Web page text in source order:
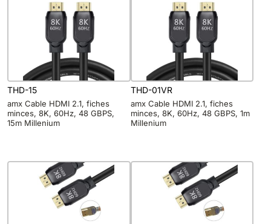
THD-15
amx Cable HDMI 2.1, fiches
minces, 8K, 60Hz, 48 GBPS,
15m Millenium
THD-01VR
amx Cable HDMI 2.1, fiches
minces, 8K, 60Hz, 48 GBPS, 1m
Millenium